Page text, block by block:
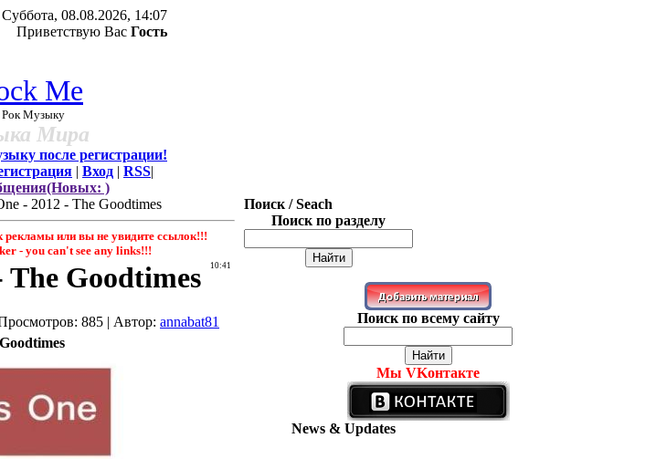
Суббота, 08.08.2026, 14:07
Приветствую Вас Гость
Me
Рок Музыку
Мира
после регистрации!
| Вход | RSS|
)
- 2012 - The Goodtimes
или вы не увидите ссылок!!!
- you саn't see any links!!!
10:41
The Goodtimes
: 885 | Автор: annabat81
Поиск / Seach
Поиск по разделу
Поиск по всему сайту
Мы VKонтакте
News & Updates